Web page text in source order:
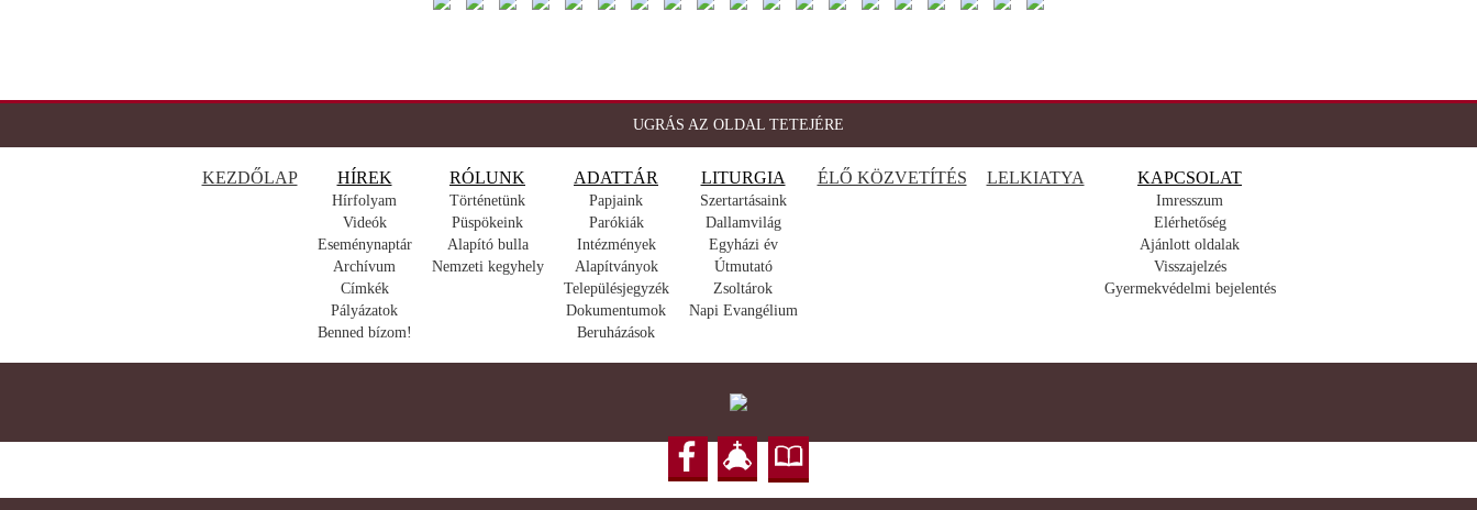
UGRÁS AZ OLDAL TETEJÉRE
KEZDŐLAP HÍREK
Hírfolyam
Videók
Eseménynaptár
Archívum
Címkék
Pályázatok
Benned bízom!
RÓLUNK
Történetünk
Püspökeink
Alapító bulla
Nemzeti kegyhely
ADATTÁR
Papjaink
Parókiák
Intézmények
Alapítványok
Településjegyzék
Dokumentumok
Beruházások
LITURGIA
Szertartásaink
Dallamvilág
Egyházi év
Útmutató
Zsoltárok
Napi Evangélium
ÉLŐ KÖZVETÍTÉS LELKIATYA KAPCSOLAT
Imresszum
Elérhetőség
Ajánlott oldalak
Visszajelzés
Gyermekvédelmi bejelentés